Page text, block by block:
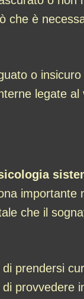
che è
o
legate
importante
che il
prendersi
provvedere